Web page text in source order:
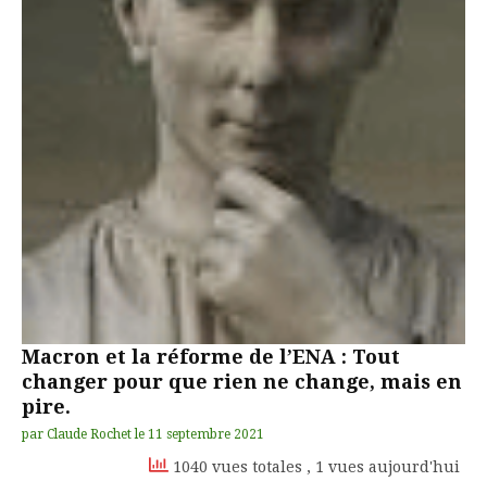
Macron et la réforme de l’ENA : Tout
changer pour que rien ne change, mais en
pire.
par Claude Rochet le 11 septembre 2021
1040 vues totales , 1 vues aujourd'hui